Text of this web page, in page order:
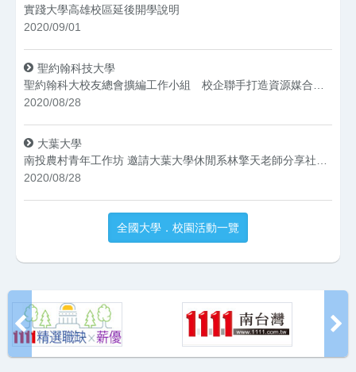
實踐大學高雄校區延後開學說明
2020/09/01
聖約翰科技大學
2020/08/28
大葉大學
2020/08/28
全國大學．校園活動一覽